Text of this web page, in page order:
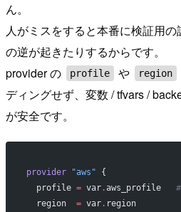
ん。
人がミスをすると本番に検証用
の逆が起きたりするからです。
provider の
profile や region
ディングせず、変数 / tfvars /
が安全です。
provider "aws" {
  profile
= var.aws_profile
  region
  =
var. region